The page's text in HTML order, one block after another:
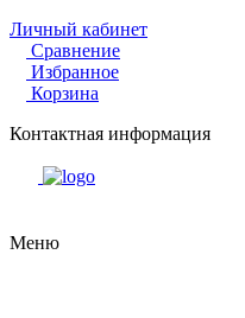
Личный кабинет
Сравнение
Избранное
Корзина
Контактная информация
Меню